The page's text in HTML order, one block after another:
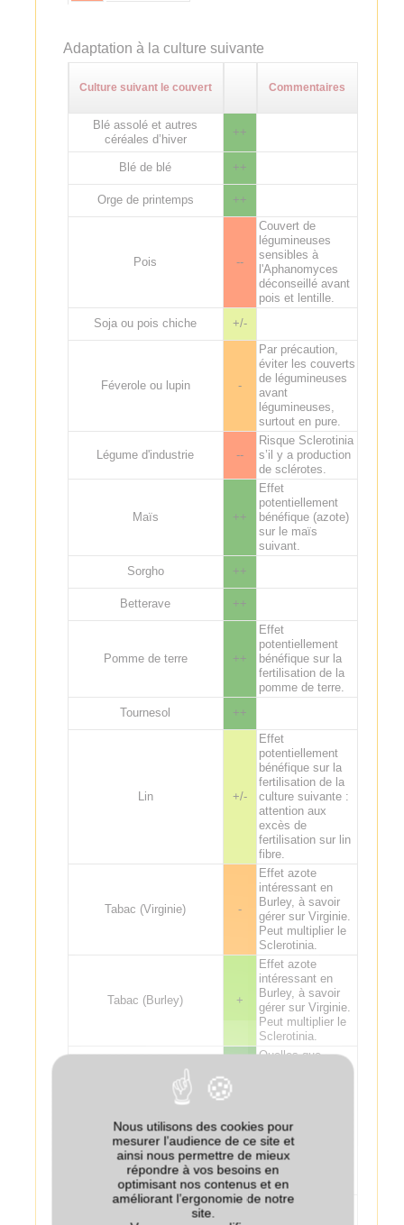
Adaptation à la culture suivante
Culture suivant le couvert Commentaires
Blé assolé et autres
céréales d’hiver
++
Blé de blé ++
Orge de printemps ++
Pois --
Couvert de
légumineuses
sensibles à
l'Aphanomyces
déconseillé avant
pois et lentille.
Soja ou pois chiche
+/-
Féverole ou lupin -
Par précaution,
éviter les couverts
de légumineuses
avant
légumineuses,
surtout en pure.
Légume d'industrie --
Risque Sclerotinia
s’il y a production
de sclérotes.
Maïs ++
Effet
potentiellement
bénéfique (azote)
sur le maïs
suivant.
Sorgho
++
Betterave ++
Pomme de terre ++
Effet
potentiellement
bénéfique sur la
fertilisation de la
pomme de terre.
Tournesol
++
Lin +/-
Effet
potentiellement
bénéfique sur la
fertilisation de la
culture suivante :
attention aux
excès de
fertilisation sur lin
fibre.
Tabac (Virginie) -
Effet azote
intéressant en
Burley, à savoir
gérer sur Virginie.
Peut multiplier le
Sclerotinia.
Tabac (Burley) +
Effet azote
intéressant en
Burley, à savoir
gérer sur Virginie.
Peut multiplier le
Sclerotinia.
Chanvre ++
Quelles que
tardives (proches
du semis), pour
limiter les effets
dépressifs sur le
chanvre.
Intérêt de la
Nous utilisons des cookies pour
mesurer l’audience de ce site et
ainsi nous permettre de mieux
répondre à vos besoins en
optimisant nos contenus et en
améliorant l’ergonomie de notre
site.